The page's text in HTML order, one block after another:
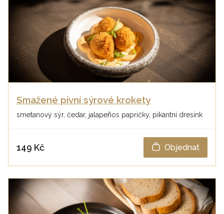
Smažené pivní sýrové krokety
smetanový sýr, čedar, jalapeños papričky, pikantní dresink
149 Kč Objednat